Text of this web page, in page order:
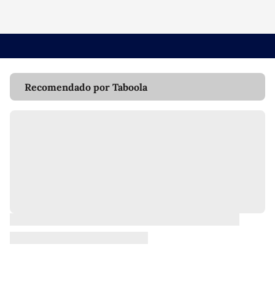
Recomendado por Taboola